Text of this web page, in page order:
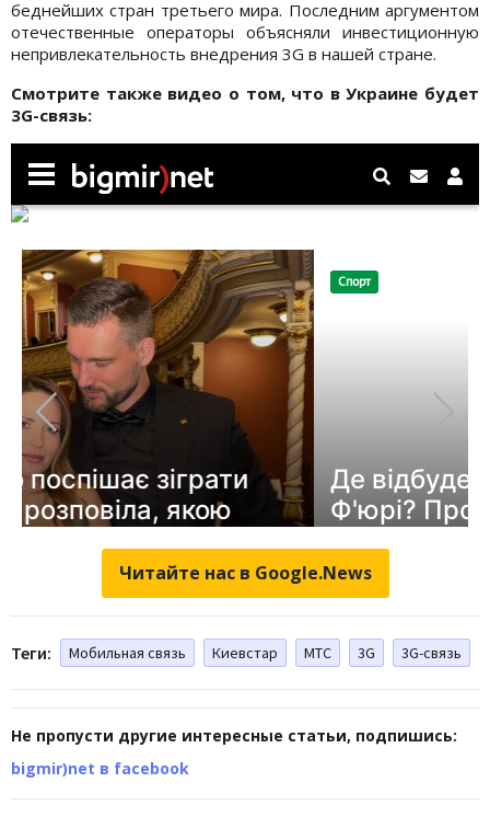
беднейших стран третьего мира. Последним аргументом
отечественные операторы объясняли инвестиционную
непривлекательность внедрения 3G в нашей стране.
Смотрите также видео о том, что в Украине будет
3G-связь:
Читайте нас в Google.News
Теги: Мобильная связь Киевстар МТС 3G 3G-связь
Не пропусти другие интересные статьи, подпишись:
bigmir)net в facebook